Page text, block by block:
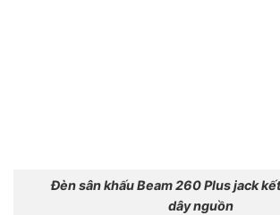
Đèn sân khấu Beam 260 Plus jack
dây nguồn